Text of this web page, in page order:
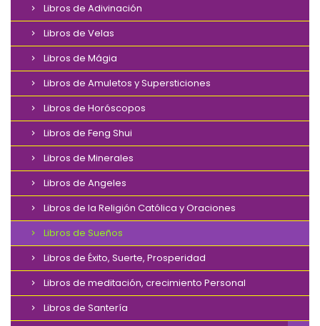
Libros de Adivinación
Libros de Velas
Libros de Mágia
Libros de Amuletos y Supersticiones
Libros de Horóscopos
Libros de Feng Shui
Libros de Minerales
Libros de Angeles
Libros de la Religión Católica y Oraciones
Libros de Sueños
Libros de Éxito, Suerte, Prosperidad
Libros de meditación, crecimiento Personal
Libros de Santería